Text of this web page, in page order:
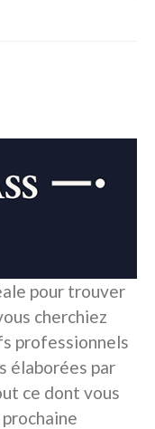
pour trouver
cherchiez
professionnels
élaborées par
ce dont vous